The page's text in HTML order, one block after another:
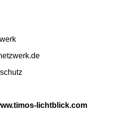
lichtblick.com